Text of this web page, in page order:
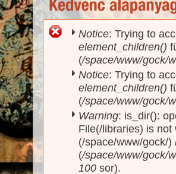
Hibaüzenet
Notice: Trying to
element_children()
(/space/www/gock/
Notice: Trying to
element_children()
(/space/www/gock/
Warning: is_dir():
File(/libraries) is
(/space/www/gock/)
(/space/www/gock/
100 sor).